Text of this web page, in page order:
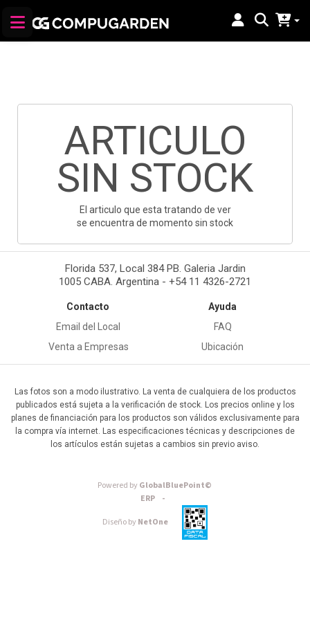
ARTICULO
SIN STOCK
El articulo que esta tratando de ver
se encuentra de momento sin stock
Florida 537, Local 384 PB. Galeria Jardin
1005 CABA. Argentina - +54 11 4326-2721
Contacto
Email del Local
Venta a Empresas
Ayuda
FAQ
Ubicación
Las fotos son a modo ilustrativo. La venta de cualquiera de los productos
publicados está sujeta a la verificación de stock. Los precios online y los
planes de financiación para los productos son válidos exclusivamente para
la compra vía internet. Las especificaciones técnicas y descripciones de
los artículos están sujetas a cambios sin previo aviso.
Powered byGlobalBluePoint©
ERP -
Diseño byNetOne